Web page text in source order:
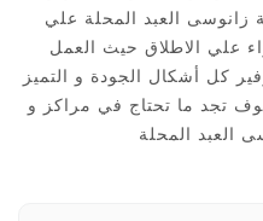
العبد المحلة علي
علي الاطلاق حيث العمل
كل أشكال الجودة و التميز
تجد ما تحتاج في مراكز و
العبد المحلة